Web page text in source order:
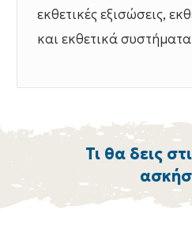
εκθετικές εξισώσεις,
και εκθετικά
Τι θα δεις